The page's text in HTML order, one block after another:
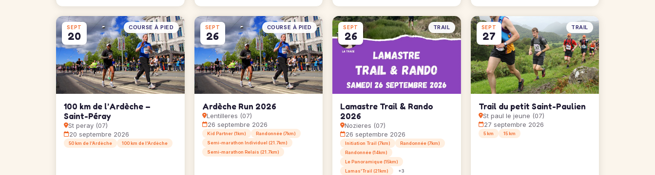
SEPT
20
COURSE À PIED
100 km de l’Ardèche –
Saint-Péray
St peray (07)
20 septembre 2026
50 km de l’Ardèche 100 km de l’Ardèche
SEPT
26
COURSE À PIED
Ardèche Run 2026
Lentilleres (07)
26 septembre 2026
Kid Partner (1km)
Randonnée (7km)
Semi-marathon Individuel (21.7km)
Semi-marathon Relais (21.7km)
SEPT
26
TRAIL
Lamastre Trail & Rando
2026
Nozieres (07)
26 septembre 2026
Initiation Trail (7km)
Randonnée (7km)
Randonnée (14km)
Le Panoramique (15km)
Lamas'Trail (21km)
+3
SEPT
27
TRAIL
Trail du petit Saint-Paulien
St paul le jeune (07)
27 septembre 2026
5 km 15 km